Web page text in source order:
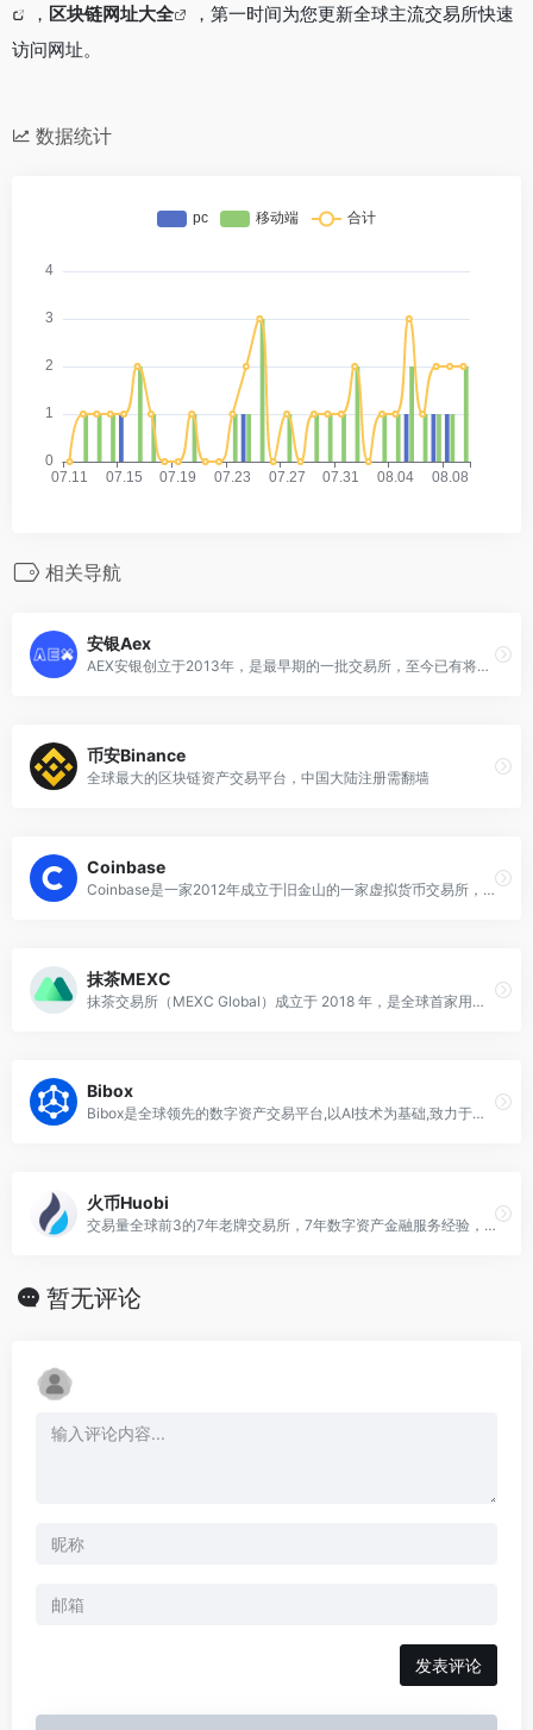
， 区块链网址大全
，第一时间为您更新全球主流交易所快速
访问网址。
数据统计
相关导航
安银Aex
AEX安银创立于2013年，是最早期的一批交易所，至今已有将近8个年头， 作为区块链通证流通、交易的重要一环，AEX安银一直扮演着不可或缺的重要角色。 近年来，随着市场规模的增长以及各类加密货币衍生品的出现,AEX安银逐渐从早期撮合交易的定位, 朝着全球数字资产商业银行的方向发展蜕变，并倡导安全投资，稳健增值。
币安Binance
全球最大的区块链资产交易平台，中国大陆注册需翻墙
Coinbase
Coinbase是一家2012年成立于旧金山的一家虚拟货币交易所，是美国第一家持有正规牌照的比特币交易所。 之后，Coinbase在2017年通过了纽约金融服务部门（NYDFS）的比特币交易牌照申请，表示其在纽约州的经营也获得了官方认可
抹茶MEXC
抹茶交易所（MEXC Global）成立于 2018 年，是全球首家用户友好型数字资产交易平台，是一家采用高性能大交易撮合技术的中心化交易所。MEXC平台由拥有丰富金融行业和区块链技术经验的专业团队运营。
Bibox
Bibox是全球领先的数字资产交易平台,以AI技术为基础,致力于为用户提供安全便捷的比特币,以太坊,莱特币,USDT等主流数字资产交易服务。
火币Huobi
交易量全球前3的7年老牌交易所，7年数字资产金融服务经验，专业分布式架构和防DDOS攻击系统，千万级用户规模
暂无评论
发表评论